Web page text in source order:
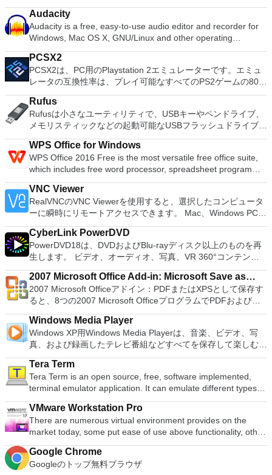
ーションおよびディスク管理ユーティリティです。パーティシ
ョンの拡張（特にシステムドライブ用）、ディスク領域の管
理、MBRおよびGUIDパーティションテーブル（GPT）ディス
クのディスク領域不足の問題の解決を可能にします。 パーテ
ィションのサイズ変更/移動システムドライブを拡張するディ
スクとパーティションをコピーパーティションをマージ分割パ
ーティション空き領域を再分配するダイナミックディスクの変
換パーティションを回復する
Audacity
Audacity is a free, easy-to-use audio editor and recorder for
Windows, Mac OS X, GNU/Linux and other operating
systems. You can use Audacity to: Record live audio. Convert
tapes and records into digital recordings or CDs. Edit Ogg
Vorbis, MP3, WAV or AIFF sound files. Cut, copy, splice or mix
sounds together. Change the speed or pitch of a recording.
Add new effects with LADSPA plug-ins. And more!
PCSX2
PCSX2は、PC用のPlaystation 2エミュレーターです。エミュ
レータの互換性率は、プレイ可能なすべてのPS2ゲームの80％
以上を誇っています。かなり強力なコンピューターを所有して
いる場合、PCSX2は優れたエミュレーターです。また、この
アプリケーションはローエンドコンピューターのサポートも提
供するため、Playstation 2コンソールのすべての所有者は、
PCで動作するゲームを見ることができます。 PCSX2エミュレ
ーターを使用すると、PS2コントローラーを使用して、本物の
プレイステーション体験をシミュレートできます。このアプリ
ケーションでは、ディスクからゲームを直接実行することも、
ハードドライブからISOイメージとして実行することもできま
す。 主な機能は次のとおりです。 Savestates：ボタンを1つ
押すだけで、ゲームの現在の「状態」を保存できます。 無制
限のメモリーカード：好きなだけメモリーカードを保存でき、
8MBから64MBまでの単一の物理カードに制限されなくなりま
した。 高解像度グラフィックス：PCSX2を使用すると、
1080pまたは4K HDでゲームをプレイできます。 全体とし
ゲームを高い精度でエミュレートでき、Windowsとエミュレ
ーターを切り替えることができます。欠点は、高速ゲームに苦
労し、時々フリーズまたはクラッシュすることです。* PCSX2
を使用するには、コンソールから抽出できるPlaystation 2
BIOSが必要です。
Rufus
Rufusは小さなユーティリティで、USBキーやペンドライブ、
メモリスティックなどの起動可能なUSBフラッシュドライブを
フォーマットおよび作成できます。 Rufusは、次のシナリオで
役立ちます。 Windows、Linux、およびUEFI用の起動可能な
ISOからUSBインストールメディアを作成する必要がある場
合。 OSがインストールされていないシステムで作業する必要
がある場合。 BIOSまたはその他のファームウェアをDOSから
フラッシュする必要がある場合。 低レベルのユーティリティ
を実行する必要がある場合。 Rufusは次の* ISOで動作しま
す：Arch Linux、Archbang、BartPE / pebuilder、CentOS、
Damn Small Linux、Fedora、FreeDOS、Gentoo、
gNewSense、Hiren&#39;s Boot CD、LiveXP、Knoppix、
Kubuntu、Linux Mint、NT Password Registry Editor、
OpenSUSE、Parted Magic、Slackware、Tails、Trinity
Rescue Kit、Ubuntu、Ultimate Boot CD、Windows XP（SP2
以降）、Windows Server 2003 R2、Windows Vista、
Windows 7、Windows 8。 *このリストは完全ではありませ
ア語、マレーシア語、セシュティナ、ダンスク、ドイツ語、英
語、スペイン語、フランス語、フルバツキー、イタリア語、ラ
トヴィエシュ、リエトゥビウ、マジャール、オランダ、ノルス
ク、ポルスキ、ポルトガル、ポルトガル、スロヴェンスキー、
スロベンツキー、スロヴェンスキーSrpski、Suomi、
Svenska、Türkçe。
WPS Office for Windows
WPS Office 2016 Free is the most versatile free office suite,
which includes free word processor, spreadsheet program
and presentation maker. With these three programs you will
easily be able to deal with any office related tasks. WPS
Office 2016 Free has multiple language support for English,
French, German, Spanish, Portuguese,Russian and Polish
languages. To switch between languages requires only a
single click! Despite being a free suite, WPS Office comes
with many innovative features, such as the paragraph
adjustment tool and multiple tabbed feature. It also has a PDF
converter, spell check and word count feature. WPS Office
2016 Personal Edition supports switching language UI,File
Roaming and Docer online templates. Key features include:
Writer Efficient word processor. Presentation Multimedia
presentations creator. Spreadsheets Powerful tool for data
processing and analysis. 100% compatible with MS Office
document file types (.docx, .pptx, .xlsx, etc.). Thousands of
support (iOS and Android). WPS Cloud Storage included.
Although it is a free suite, WPS Office 2016 Free comes with
many innovative features, including a useful a paragraph
adjustment tool int he Writer program. It has an Office to PDF
converter, automatic spell checking and word count features.
It also has some neat tools such as the Watermark in
document, and converting PowerPoint to Word document
support. Overall, WPS Office 2016 Free is a good alternative
to Microsoft's offering. The Writer program is a versatile word
processor; the Presentation program is an easy to use and
VNC Viewer
RealVNCのVNC Viewerを使用すると、選択したコンピュータ
ーに瞬時にリモートアクセスできます。 Mac、Windows PC、
またはLinuxマシン、世界中のどこからでも。 VNC Viewerを
使用すると、コンピューターのデスクトップを表示したり、コ
ンピューターの前に直接座っているかのようにマウスとキーボ
ードを制御したりできます。 VNC Viewerは、インストールと
使用が簡単です。制御したいデバイスでインストーラーを実行
し、指示に従ってください。オプションで、Windowsでのリ
モート展開に使用可能なMSIがあります。デスクトッププラッ
トフォームにVNC Viewerをインストールする権限がない場合
は、スタンドアロンオプションを選択する必要があります。
主な機能は次のとおりです。 クラウドサービスを介してVNC
Connectを実行しているコンピューターに接続します。 Apple
Screen Sharing（ARD）などのサードパーティ製のVNC互換
ソフトウェアを実行しているコンピューターに直接接続しま
す。 各デバイスでVNC Viewerにサインインして、すべてのデ
バイス間の接続をバックアップおよび同期します。 仮想キー
の高度なキーが含まれています。 Bluetoothキーボードのサポ
ート。 VNC Connectサブスクリプションには、無料、有料、
試用の3つのバージョンがあります。 制御する必要のあるマシ
ンごとに、RealVNCのWebサイトにアクセスして、各コンピ
ューターにVNC Connectをダウンロードするだけです。次
に、RealVNCアカウントの資格情報を使用して、ローカルマ
CyberLink PowerDVD
PowerDVD18は、DVDおよびBlu-rayディスク以上のものを再
生します。 ビデオ、オーディオ、写真、VR 360°コンテン
ツ、さらにはYouTubeやVimeoにとっても、PowerDVD18は重
要なエンターテイメントの仲間です。 Ultra HD HDR TVとサ
ラウンドサウンドシステムの可能性を解き放ち、360°ビデオ
の増え続けるコレクションへのアクセスで仮想世界に没頭する
か、PCまたはラップトップでの比類のない再生サポートと独
自の強化により、どこにいても簡単にリラックスできます。
新機能は次のとおりです。 4K DHR向けに最適化 Ultra HD
Blu-ray、4K、HEVC / H.265およびHDR10コンテンツをサポー
ト全画面モードで21：9モニターで2.35：1の映画を見る常時
オンのミニビューでYouTubeライブを見る YouTubeおよび
Vimeoで4K HDRおよび360ビデオを再生 VRエクスペリエンス
の向上：Microsoft Mixed Realityヘッドセット、HTC、VIVE、
およびOculus Riftをサポート Fire TVとキャストのサポート
注：これは商用トライアルです。
2007 Microsoft Office Add-in: Microsoft Save as
PDF or XPS
2007 Microsoft Officeアドイン：PDFまたはXPSとして保存す
ると、8つの2007 Microsoft OfficeプログラムでPDFおよび
XPS形式にエクスポートして保存できます。このツールを使用
すると、これらのプログラムのサブセットでPDF形式および
XPS形式の電子メール添付ファイルとして送信することもでき
ます（特定の機能はプログラムによって異なります）。 この
ダウンロードは、次のOfficeプログラムで動作します。
Microsoft Office Access 2007。 Microsoft Office Excel 2007。
Microsoft Office InfoPath 2007。 Microsoft Office OneNote
2007。 Microsoft Office PowerPoint 2007。 Microsoft Office
Publisher 2007。 Microsoft Office Visio 2007。 Microsoft
Office Word 2007。 2007 Microsoft Officeプログラムのこの
Microsoft Save as PDFまたはXPSアドインは、2007 Microsoft
Office systemソフトウェアの補足条項であり、2007 Microsoft
Office systemソフトウェアのライセンス条項の対象となりま
す。 システム要件：サポートされているオペレーティングシ
Windows Media Player
Windows XP用Windows Media Playerは、音楽、ビデオ、写
真、および録画したテレビ番組などすべてを保存して楽しむ最
適な機能を搭載しています。 再生、表示、外出先で楽しむた
めのポータブル デバイスとの同期、さらには家中のデバイス
との共有も、すべて1か所で行えます。 シンプルなデザイン -
まったく新しい外観でデジタル エンターテイメントを楽しめ
ます。 大好きな音楽をより多く - デジタル音楽体験がさらに
楽しくなります。 エンターテイメントをすべて1つの場所に -
音楽、ビデオ、写真、録画したテレビ番組をすべて保存して楽
しめます。 どこでも楽しめる - どこにいても音楽、ビデオ、
写真にアクセスできます。
Tera Term
Tera Term is an open source, free, software implemented,
terminal emulator application. It can emulate different types of
computer terminals, from DEC VT100 to DEC VT382, and it
supports telnet, SSH 1 & 2 and serial port connections. It also
has a built-in macro scripting language and some other useful
plugins. Key features include: Automatically creates logs with
unique log names. Supports SSH, standard telnet and serial
ports. Supports dec/digital/vt terminal standards. Tera Term is
a useful application, which allows the connection to any
VMware Workstation Pro
There are numerous virtual environment provides on the
market today, some put ease of use above functionality, other
place integration above stability. VMware Workstation Pro is
the easiest to use, the fastest and the most reliable app when
it comes to evaluating a new OS, or new software apps and
Google Chrome
Googleのトップ無料ブラウザ